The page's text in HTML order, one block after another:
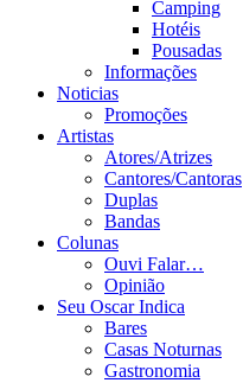
Camping
Hotéis
Pousadas
Informações
Noticias
Promoções
Artistas
Atores/Atrizes
Cantores/Cantoras
Duplas
Bandas
Colunas
Ouvi Falar…
Opinião
Seu Oscar Indica
Bares
Casas Noturnas
Gastronomia